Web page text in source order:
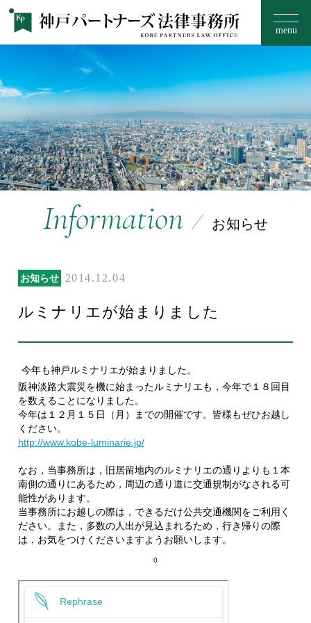
事務所のご案内
15のフィロソフィー
取扱い分野
ご相談の流れ・料金
お問い合わせ
menu
Information お知らせ
お知らせ 2014.12.04
ルミナリエが始まりました
今年も神戸ルミナリエが始まりました。
阪神淡路大震災を機に始まったルミナリエも，今年で１８回目
を数えることになりました。
今年は１２月１５日（月）までの開催です。皆様もぜひお越し
ください。
http://www.kobe-luminarie.jp/
なお，当事務所は，旧居留地内のルミナリエの通りよりも１本
南側の通りにあるため，周辺の通り道に交通規制がなされる可
能性があります。
当事務所にお越しの際は，できるだけ公共交通機関をご利用く
ださい。また，多数の人出が見込まれるため，行き帰りの際
は，お気をつけくださいますようお願いします。
0